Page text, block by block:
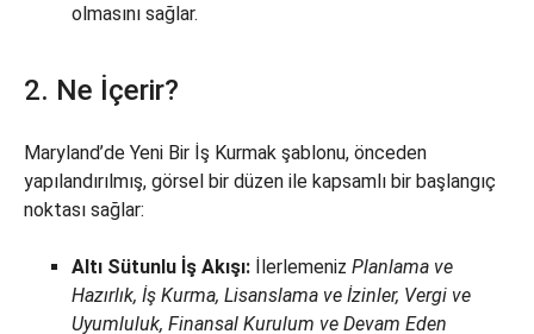
olmasını sağlar.
2. Ne İçerir?
Maryland’de Yeni Bir İş Kurmak şablonu, önceden
yapılandırılmış, görsel bir düzen ile kapsamlı bir başlangıç
noktası sağlar:
Altı Sütunlu İş Akışı: İlerlemeniz Planlama ve
Hazırlık, İş Kurma, Lisanslama ve İzinler, Vergi ve
Uyumluluk, Finansal Kurulum ve Devam Eden